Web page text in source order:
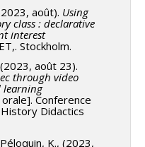
août). Using
class : declarative
interest
Stockholm.
août 23).
through video
learning
Conference
Didactics
K., (2023,